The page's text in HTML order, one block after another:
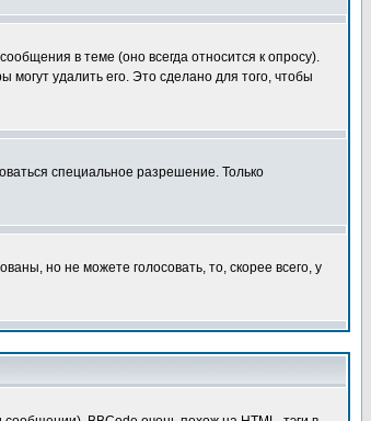
в теме (оно всегда относится к опросу).
могут удалить его. Это сделано для того, чтобы
специальное разрешение. Только
но не можете голосовать, то, скорее всего, у